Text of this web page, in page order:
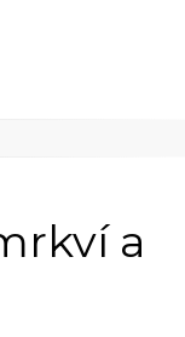
a